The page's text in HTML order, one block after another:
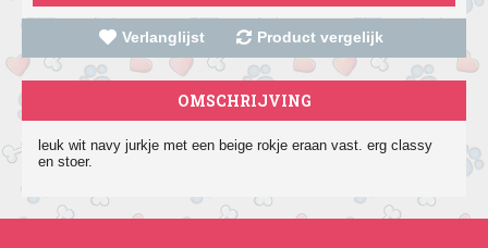
Verlanglijst Product vergelijk
OMSCHRIJVING
leuk wit navy jurkje met een beige rokje eraan vast. erg classy
en stoer.